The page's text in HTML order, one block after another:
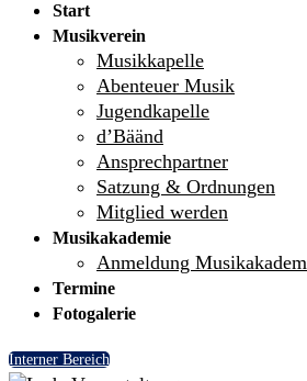
Start
Musikverein
Musikkapelle
Abenteuer Musik
Jugendkapelle
d’Bäänd
Ansprechpartner
Satzung & Ordnungen
Mitglied werden
Musikakademie
Anmeldung
Termine
Fotogalerie
Interner Bereich